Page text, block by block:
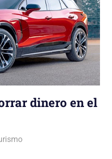
dinero en el